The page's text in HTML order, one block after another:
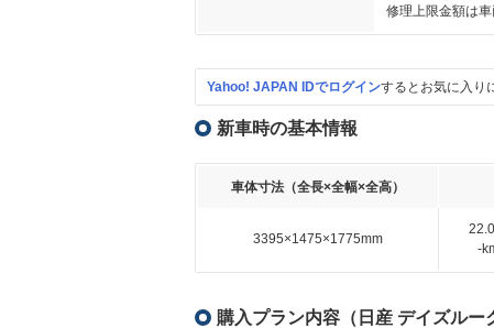
修理上限金額は
Yahoo! JAPAN IDでログインするとお気に入り
新車時の基本情報
車体寸法（全長×全幅×全高）
3395×1475×1775mm
-
購入プラン内容（日産 デイズル